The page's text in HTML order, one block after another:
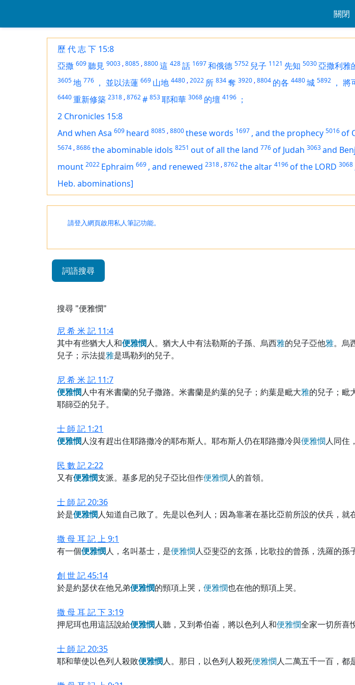
關閉
歷 代 志 下 15:8
亞撒 609聽見 9003 ,8085 ,8800這 428話 1697和俄德 5752 兒子 1121 先知 5030亞撒利雅
3605地 776 ， 並以法蓮 669 山地 4480 ,2022 所 834奪 3920 ,8804 的各 4480城 5892 ， 將
6440重新修築 2318 ,8762# 853耶和華 3068 的壇 4196 ；
2 Chronicles 15:8
And when Asa 609 heard 8085 ,8800these words 1697 , and the prophecy 5016of
5674 ,8686the abominable idols 8251 out of all the land 776of Judah 3063and
mount 2022 Ephraim 669 , and renewed 2318 ,8762the altar 4196of the LORD 3068
Heb. abominations]
請登入網頁啟用私人筆記功能。
詞語搜尋
搜尋 "便雅憫"
尼 希 米 記 11:4
其中有些猶大人和便雅憫人。猶大人中有法勒斯的子孫、烏西雅的兒子亞他雅。烏
兒子；示法提雅是瑪勒列的兒子。
尼 希 米 記 11:7
便雅憫人中有米書蘭的兒子撒路。米書蘭是約葉的兒子；約葉是毗大雅的兒子；毗
耶篩亞的兒子。
士 師 記 1:21
便雅憫人沒有趕出住耶路撒冷的耶布斯人。耶布斯人仍在耶路撒冷與便雅憫人同住
民 數 記 2:22
又有便雅憫支派。基多尼的兒子亞比但作便雅憫人的首領。
士 師 記 20:36
於是便雅憫人知道自己敗了。先是以色列人；因為靠著在基比亞前所設的伏兵，就
撒 母 耳 記 上 9:1
有一個便雅憫人，名叫基士，是便雅憫人亞斐亞的玄孫，比歌拉的曾孫，洗羅的孫
創 世 記 45:14
於是約瑟伏在他兄弟便雅憫的頸項上哭， 便雅憫也在他的頸項上哭。
撒 母 耳 記 下 3:19
押尼珥也用這話說給便雅憫人聽，又到希伯崙，將以色列人和便雅憫全家一切所喜
士 師 記 20:35
耶和華使以色列人殺敗便雅憫人。那日，以色列人殺死便雅憫人二萬五千一百，都